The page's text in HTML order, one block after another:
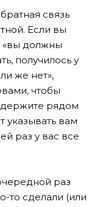
связь
Если вы
«вы должны
получилось у
же нет»,
чтобы
держите рядом
указывать вам
раз у вас все
раз
то сделали (или